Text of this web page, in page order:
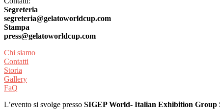
Segreteria
segreteria@gelatoworldcup.com
Stampa
press@gelatoworldcup.com
Chi siamo
Contatti
Storia
Gallery
FaQ
L’evento si svolge presso SIGEP World- Italian Exhibition Group